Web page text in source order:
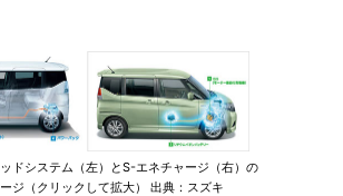
ドシステム（左）とS-エネチャージ（右）の
ジ（クリックして拡大） 出典：スズキ